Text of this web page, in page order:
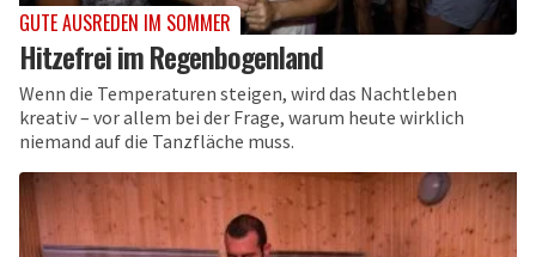
GUTE AUSREDEN IM SOMMER
Hitzefrei im Regenbogenland
Wenn die Temperaturen steigen, wird das Nachtleben
kreativ – vor allem bei der Frage, warum heute wirklich
niemand auf die Tanzfläche muss.